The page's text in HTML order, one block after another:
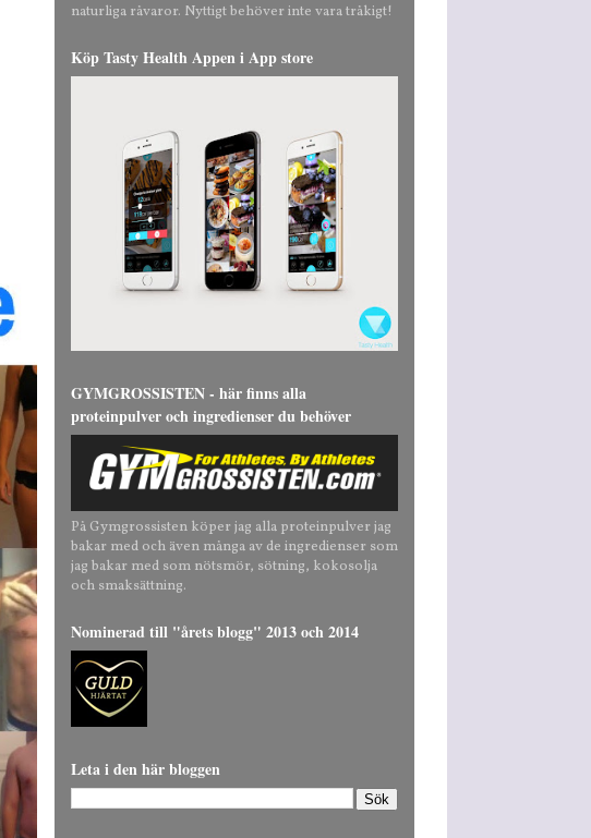
naturliga råvaror. Nyttigt behöver inte vara tråkigt!
Köp Tasty Health Appen i App store
GYMGROSSISTEN - här finns alla
proteinpulver och ingredienser du behöver
På Gymgrossisten köper jag alla proteinpulver jag
bakar med och även många av de ingredienser som
jag bakar med som nötsmör, sötning, kokosolja
och smaksättning.
Nominerad till "årets blogg" 2013 och 2014
Leta i den här bloggen